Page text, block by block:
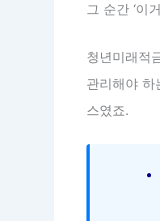
그 순간 ‘이
청년미래적
관리해야
스였죠.